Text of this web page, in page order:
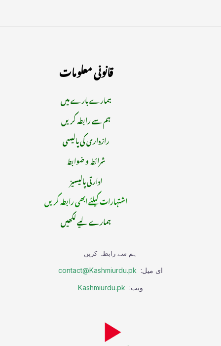
قانونی معلومات
ہمارے بارے میں
ہم سے رابطہ کریں
رازداری کی پالیسی
شرائط و ضوابط
ادارتی پالیسیز
اشتہارات کیلئے ابھی رابطہ کریں
ہمارے لیے لکھیں
ہم سے رابطہ کریں
ای میل: contact@Kashmiurdu.pk
ویب: Kashmiurdu.pk